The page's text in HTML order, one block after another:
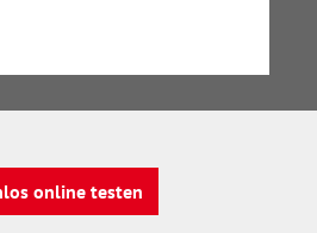
online testen